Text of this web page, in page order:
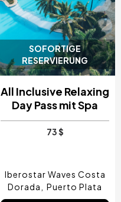
SOFORTIGE
RESERVIERUNG
All Inclusive Relaxing
Day Pass mit Spa
73 $
Iberostar Waves Costa
Dorada
Puerto Plata